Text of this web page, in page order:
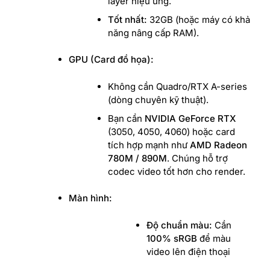
Tốt nhất: 32GB (hoặc máy có khả
năng nâng cấp RAM).
GPU (Card đồ họa):
Không cần Quadro/RTX A-series
(dòng chuyên kỹ thuật).
Bạn cần NVIDIA GeForce RTX
(3050, 4050, 4060) hoặc card
tích hợp mạnh như AMD Radeon
780M / 890M. Chúng hỗ trợ
codec video tốt hơn cho render.
Màn hình:
Độ chuẩn màu: Cần
100% sRGB để màu
video lên điện thoại